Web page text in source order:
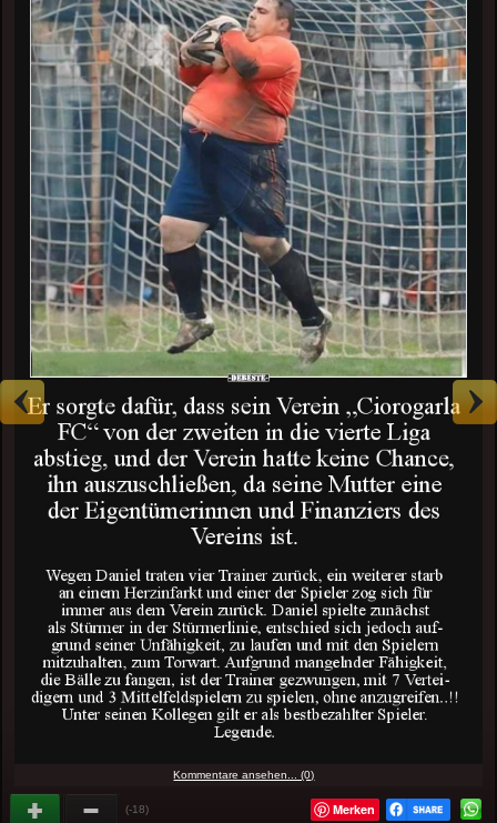
Kommentare ansehen... (0)
(-18) Merken